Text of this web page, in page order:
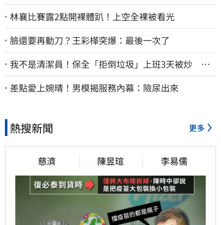
林襄比賽露2點開裸體趴！上空全裸被看光
臉還要再動刀？王彩樺突爆：最後一次了
我不是清潔員！保全「拒倒垃圾」上班3天被炒 找
法院討公道結果出爐
差點愛上婉晴！男模揭服務內幕：險尿出來
熱搜新聞 更多
慈濟 陳昱瑄 李易儒